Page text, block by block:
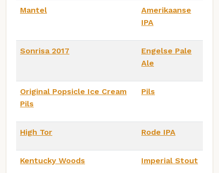
Mantel
Amerikaanse
IPA
Sonrisa 2017
Engelse Pale
Ale
Original Popsicle Ice Cream
Pils
Pils
High Tor Rode IPA
Kentucky Woods Imperial Stout